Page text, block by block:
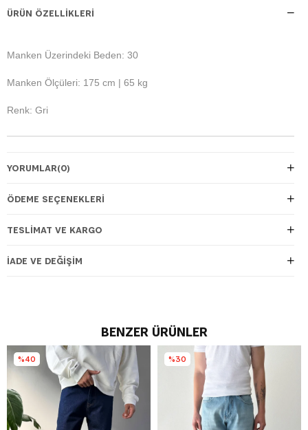
ÜRÜN ÖZELLIKLERI
Manken Üzerindeki Beden: 30
Manken Ölçüleri: 175 cm | 65 kg
Renk: Gri
YORUMLAR(0)
ÖDEME SEÇENEKLERI
TESLIMAT VE KARGO
İADE VE DEĞIŞIM
BENZER ÜRÜNLER
%40 %30